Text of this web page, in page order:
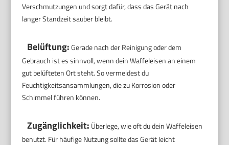
Verschmutzungen und sorgt dafür, dass das Gerät nach
langer Standzeit sauber bleibt.
Belüftung:Gerade nach der Reinigung oder dem
Gebrauch ist es sinnvoll, wenn dein Waffeleisen an einem
gut belüfteten Ort steht. So vermeidest du
Feuchtigkeitsansammlungen, die zu Korrosion oder
Schimmel führen können.
Zugänglichkeit: Überlege, wie oft du dein Waffeleisen
benutzt. Für häufige Nutzung sollte das Gerät leicht